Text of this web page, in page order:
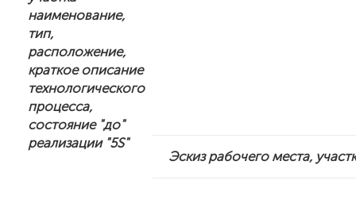
наименование,
тип,
расположение,
краткое описание
технологического
процесса,
состояние "до"
реализации "5S"
Эскиз рабочего места,